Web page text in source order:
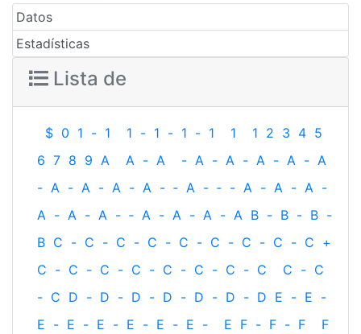
Datos
Estadísticas
Lista de
$ 0 1 - 1 1 - 1 - 1 - 1 1 1 2 3 4 5
6 7 8 9 A A - A - A - A - A - A - A
- A - A - A - A - ‐ A - ‐ - A - A - A -
A - A - A - ‐ A - A - A - A B - B - B -
B C - C - C - C - C - C - C - C - C +
C - C - C - C - C - C - C - C C - C
- C D - D - D - D - D - D - D E - E -
E - E - E - E - E - E - E F - F - F
F